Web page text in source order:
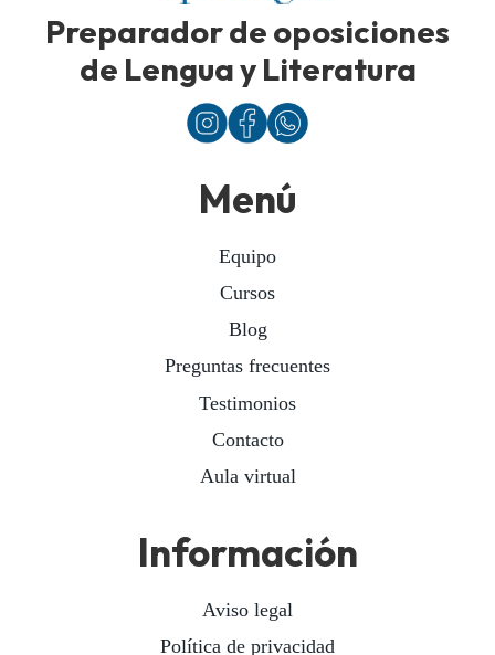
Preparador de oposiciones
de Lengua y Literatura
Menú
Equipo
Cursos
Blog
Preguntas frecuentes
Testimonios
Contacto
Aula virtual
Información
Aviso legal
Política de privacidad